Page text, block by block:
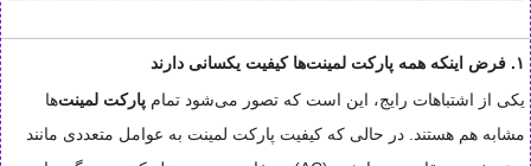
۱. فرض اینکه همه پارکت لمینت‌ها کیفیت یکسانی دارند
یکی از اشتباهات رایج، این است که تصور می‌شود تمام پارکت لمینت‌ها
مشابه هم هستند. در حالی که کیفیت پارکت لمینت به عوامل متعددی مانند